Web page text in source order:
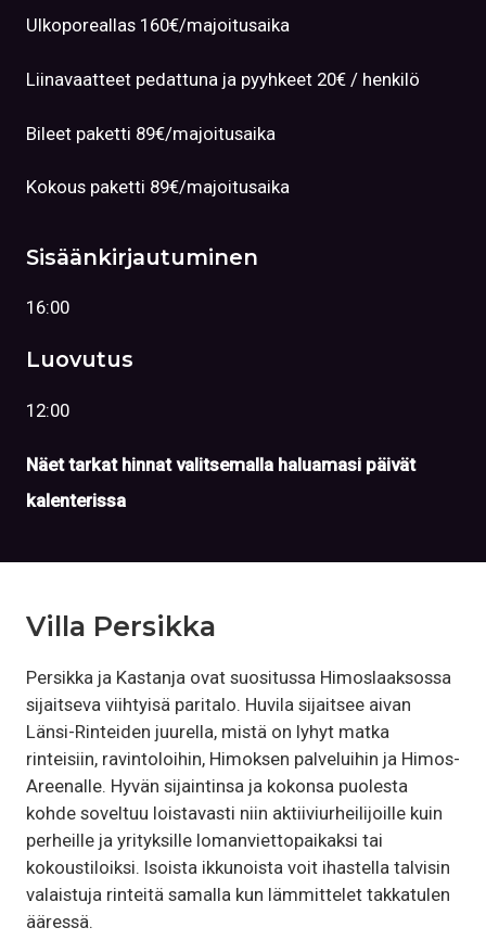
Ulkoporeallas 160€/majoitusaika
Liinavaatteet pedattuna ja pyyhkeet 20€ / henkilö
Bileet paketti 89€/majoitusaika
Kokous paketti 89€/majoitusaika
Sisäänkirjautuminen
16:00
Luovutus
12:00
Näet tarkat hinnat valitsemalla haluamasi päivät
kalenterissa
Villa Persikka
Persikka ja Kastanja ovat suositussa Himoslaaksossa
sijaitseva viihtyisä paritalo. Huvila sijaitsee aivan
Länsi-Rinteiden juurella, mistä on lyhyt matka
rinteisiin, ravintoloihin, Himoksen palveluihin ja Himos-
Areenalle. Hyvän sijaintinsa ja kokonsa puolesta
kohde soveltuu loistavasti niin aktiiviurheilijoille kuin
perheille ja yrityksille lomanviettopaikaksi tai
kokoustiloiksi. Isoista ikkunoista voit ihastella talvisin
valaistuja rinteitä samalla kun lämmittelet takkatulen
ääressä.